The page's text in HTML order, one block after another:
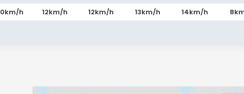
h 12km/h 12km/h 13km/h 14km/h